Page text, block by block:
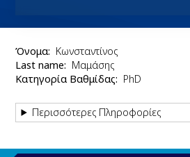
Όνομα
Κωνσταντίνος
Last name
Μαμάσης
Κατηγορία Βαθμίδας
PhD
Περισσότερες Πληροφορίες